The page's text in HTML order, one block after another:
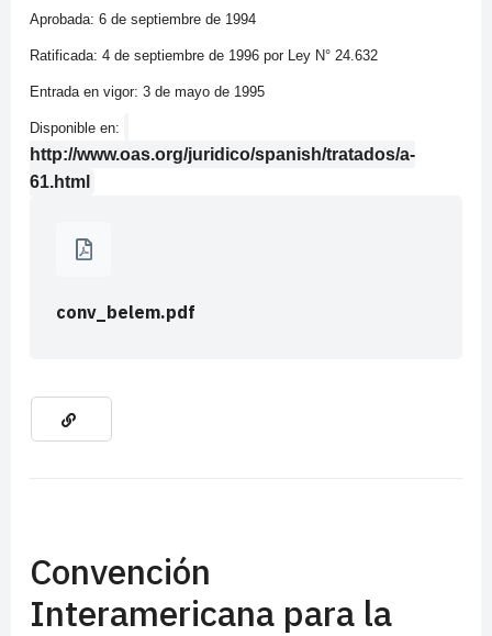
Aprobada: 6 de septiembre de 1994
Ratificada: 4 de septiembre de 1996 por Ley N° 24.632
Entrada en vigor: 3 de mayo de 1995
Disponible en:
http://www.oas.org/juridico/spanish/tratados/a-
61.html
conv_belem.pdf
Convención
Interamericana para la